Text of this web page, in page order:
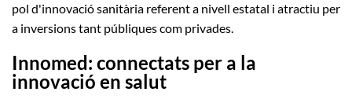
pol d'innovació sanitària referent a nivell estatal i atractiu per
a inversions tant públiques com privades.
Innomed: connectats per a la
innovació en salut